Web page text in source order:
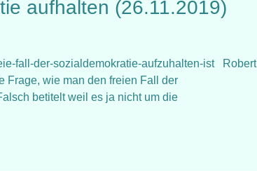
aufhalten (26.11.2019)
fall-der-sozialdemokratie-aufzuhalten-ist Robert
Frage, wie man den freien Fall der
betitelt weil es ja nicht um die